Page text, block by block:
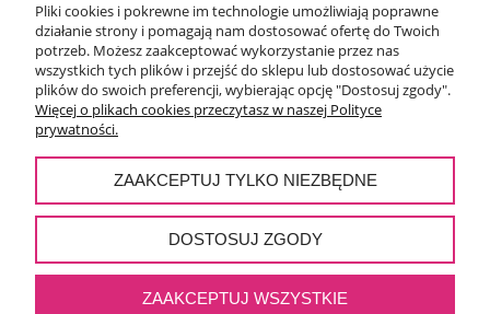
POMOC
MOJE KONTO
PŁATNOŚCI I DOSTAWA
O NAS
Pliki cookies i pokrewne im technologie umożliwiają poprawne
działanie strony i pomagają nam dostosować ofertę do Twoich
potrzeb. Możesz zaakceptować wykorzystanie przez nas
wszystkich tych plików i przejść do sklepu lub dostosować użycie
plików do swoich preferencji, wybierając opcję "Dostosuj zgody".
Więcej o plikach cookies przeczytasz w naszej Polityce
prywatności.
ZAAKCEPTUJ TYLKO NIEZBĘDNE
DOSTOSUJ ZGODY
ZAAKCEPTUJ WSZYSTKIE